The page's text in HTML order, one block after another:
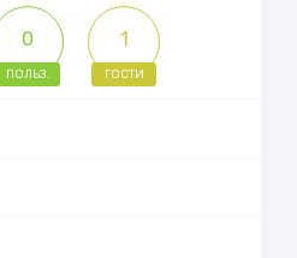
0
ПОЛЬЗ.
1
ГОСТИ